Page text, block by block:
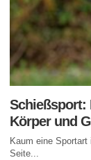
Schießsport:
Körper und
Kaum eine
Seite...